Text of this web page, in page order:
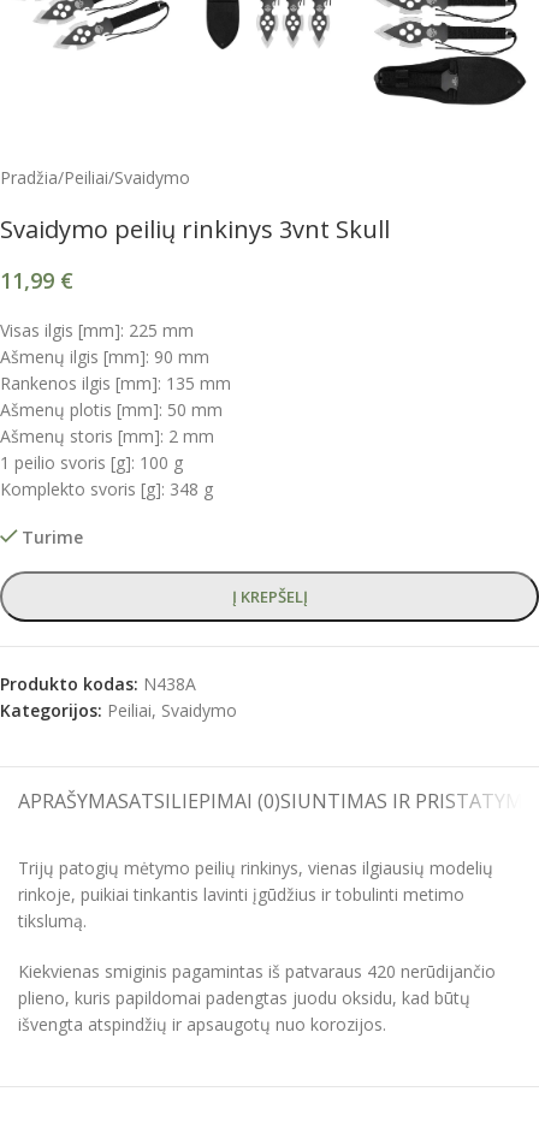
Pradžia/Peiliai/Svaidymo
Svaidymo peilių rinkinys 3vnt Skull
11,99 €
Visas ilgis [mm]: 225 mm
Ašmenų ilgis [mm]: 90 mm
Rankenos ilgis [mm]: 135 mm
Ašmenų plotis [mm]: 50 mm
Ašmenų storis [mm]: 2 mm
1 peilio svoris [g]: 100 g
Komplekto svoris [g]: 348 g
Turime
Į KREPŠELĮ
Produkto kodas: N438A
Kategorijos: Peiliai, Svaidymo
APRAŠYMASATSILIEPIMAI (0)SIUNTIMAS IR
Trijų patogių mėtymo peilių rinkinys, vienas ilgiausių modelių
rinkoje, puikiai tinkantis lavinti įgūdžius ir tobulinti metimo
tikslumą.
Kiekvienas smiginis pagamintas iš patvaraus 420 nerūdijančio
plieno, kuris papildomai padengtas juodu oksidu, kad būtų
išvengta atspindžių ir apsaugotų nuo korozijos.